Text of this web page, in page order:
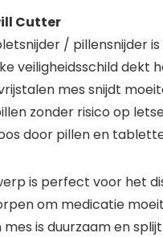
Cutter
/
veiligheidsschild
mes snijdt
zonder risico op
door pillen en
is perfect voor
om medicatie
mes is duurzaam en